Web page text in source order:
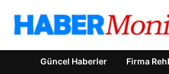
Güncel Haberler Firma